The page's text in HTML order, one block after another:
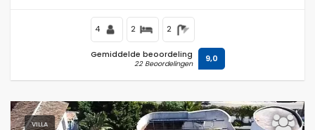
4 2 2
Gemiddelde beoordeling
22 Beoordelingen 9,0
VILLA